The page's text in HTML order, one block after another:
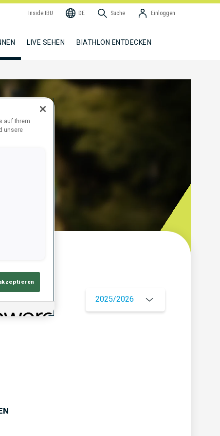
Inside IBU DE Suche Einloggen
LIVE SEHEN BIATHLON ENTDECKEN
2025/2026
auf Ihrem
unsere